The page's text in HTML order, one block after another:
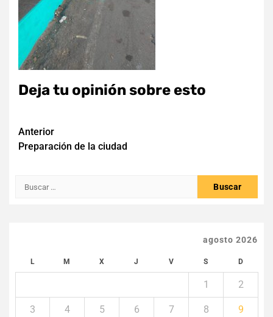
Deja tu opinión sobre esto
Navegación
de
Anterior
Preparación de la ciudad
Buscar:
agosto 2026
L M X J V S D
1 2
3 4 5 6 7 8 9